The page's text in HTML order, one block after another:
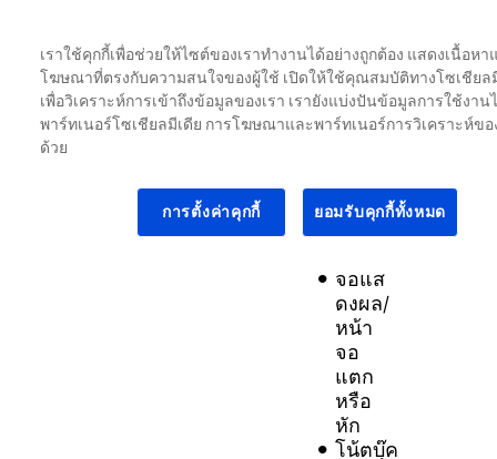
เชื่อม
ต่อ
WiFi
หรือ
พิมพ์
ไม่
จอแส
ดงผล/
หน้า
จอ
แตก
หรือ
หัก
โน้ตบุ๊ค
เราใช้คุกกี้เพื่อช่วยให้ไซต์ของเราทำงานได้อย่างถูกต้อง แสดงเนื้อหา
โฆษณาที่ตรงกับความสนใจของผู้ใช้ เปิดให้ใช้คุณสมบัติทางโซเชียล
เพื่อวิเคราะห์การเข้าถึงข้อมูลของเรา เรายังแบ่งปันข้อมูลการใช้งาน
พาร์ทเนอร์โซเชียลมีเดีย การโฆษณาและพาร์ทเนอร์การวิเคราะห์ขอ
ด้วย
การตั้งค่าคุกกี้ ยอมรับคุกกี้ทั้งหมด